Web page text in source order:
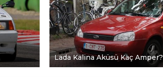
Lada Kalina Aküsü Kaç Amper?